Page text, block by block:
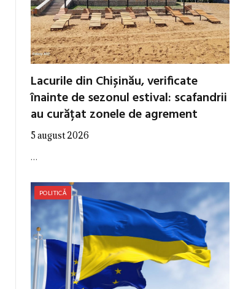
Lacurile din Chișinău, verificate
înainte de sezonul estival: scafandrii
au curățat zonele de agrement
5 august 2026
…
POLITICĂ